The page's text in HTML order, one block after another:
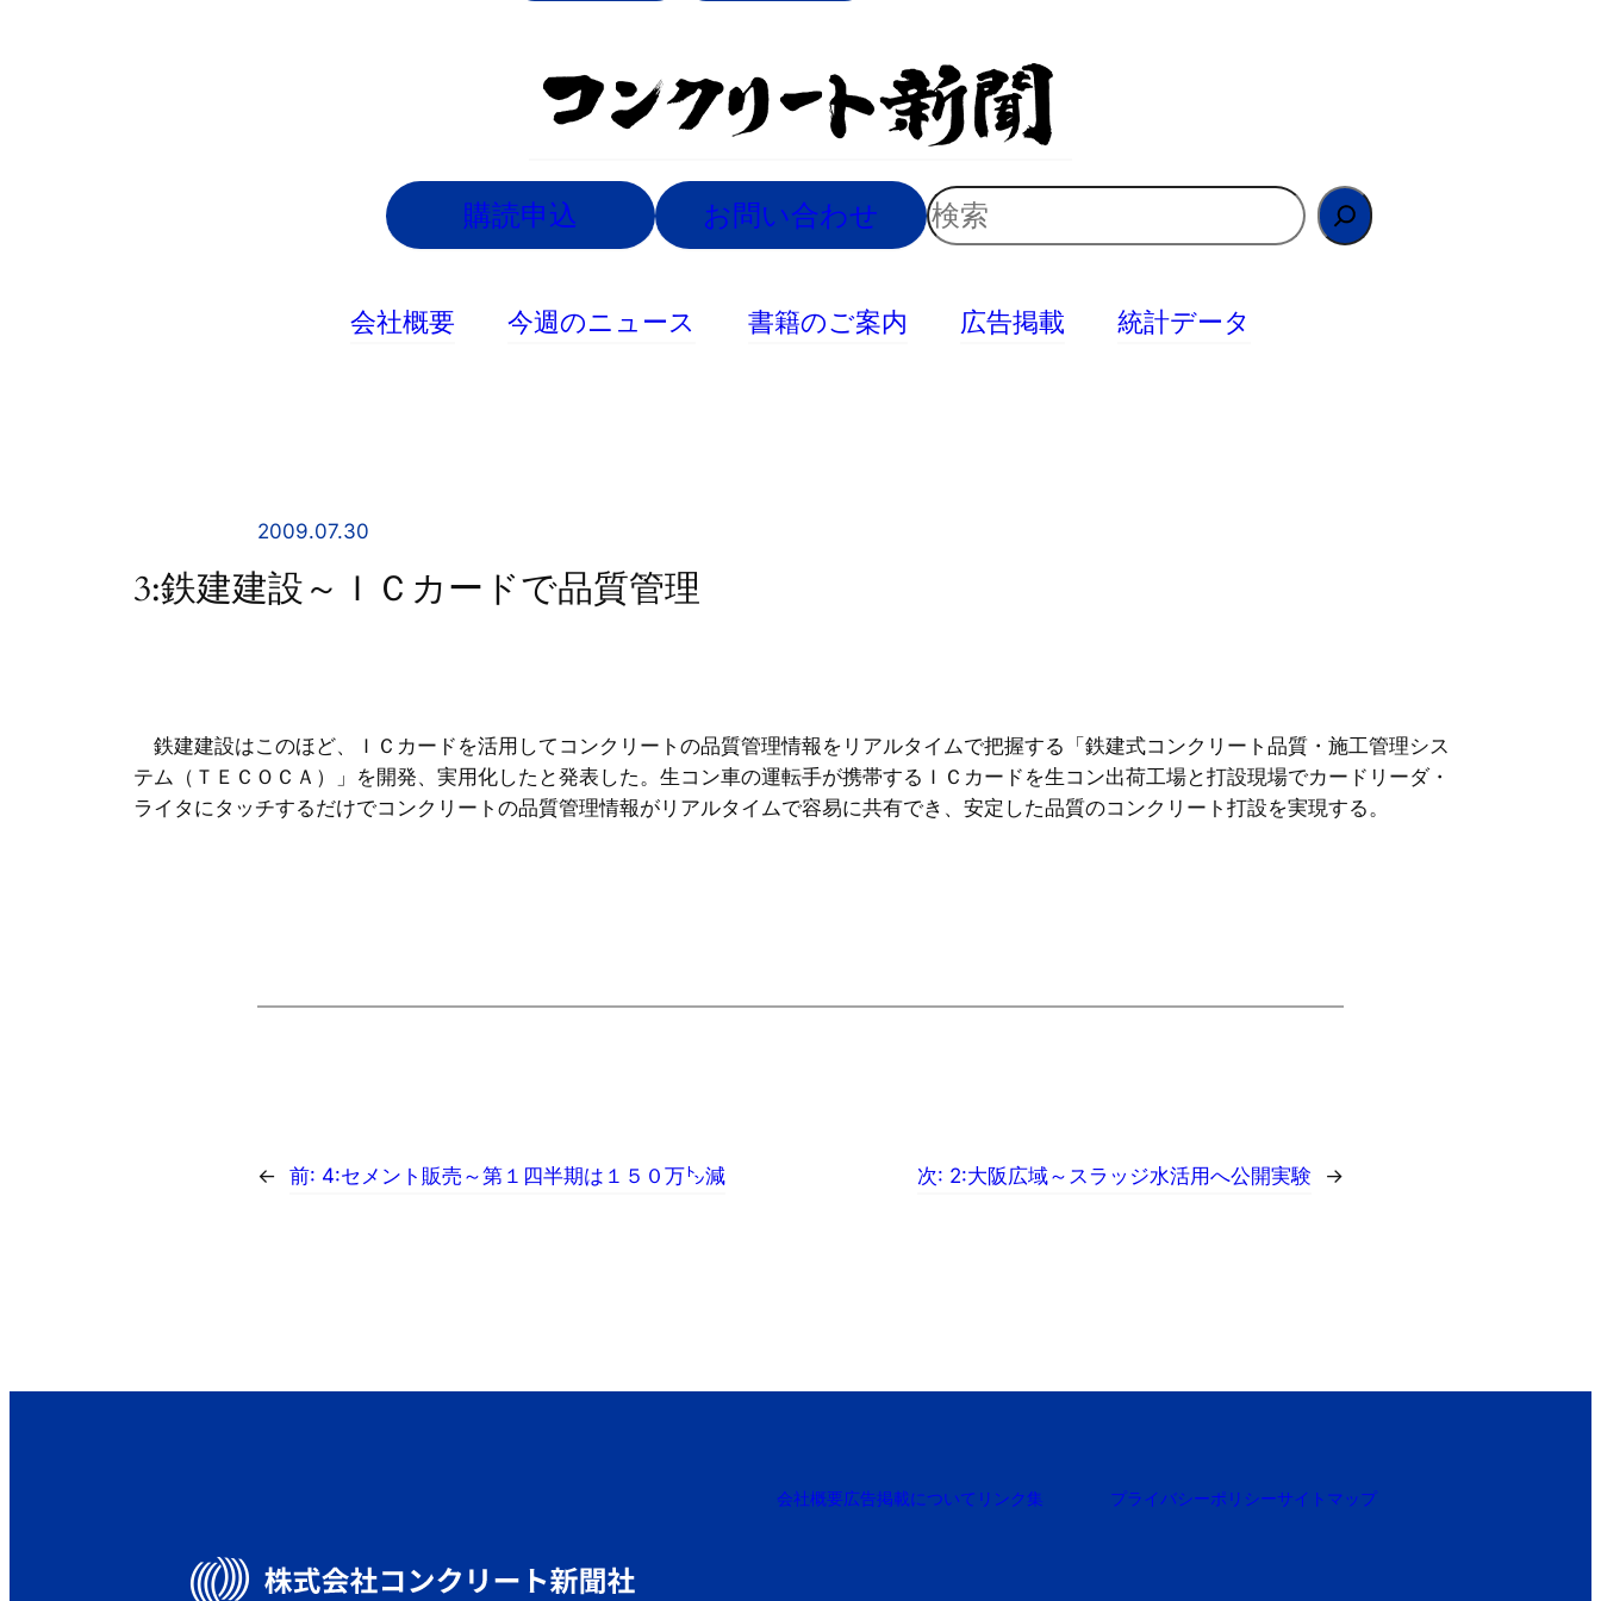
購読申込 お問い合わせ
検
索
会社概要 今週のニュース 書籍のご案内 広告掲載 統計データ
2009.07.30
3:鉄建建設～ＩＣカードで品質管理
鉄建建設はこのほど、ＩＣカードを活用してコンクリートの品質管理情報をリアルタイムで把握する「鉄建式コンクリート品質・施工管理シス
テム（ＴＥＣＯＣＡ）」を開発、実用化したと発表した。生コン車の運転手が携帯するＩＣカードを生コン出荷工場と打設現場でカードリーダ・
ライタにタッチするだけでコンクリートの品質管理情報がリアルタイムで容易に共有でき、安定した品質のコンクリート打設を実現する。
← 前: 4:セメント販売～第１四半期は１５０万㌧減 次: 2:大阪広域～スラッジ水活用へ公開実験 →
会社概要広告掲載について リンク集 プライバシーポリシーサイトマップ